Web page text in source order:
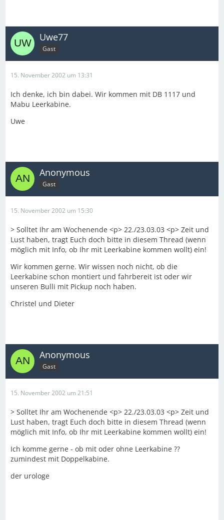
Uwe77
Gast
15. November 2002 um 13:31
Ich denke, ich bin dabei. Wir kommen mit DB 1117 und
Mabu Leerkabine.
Uwe
Anonymous
Gast
15. November 2002 um 15:30
> Solltet Ihr am Wochenende <p> 22./23.03.03 <p> Zeit und
Lust haben, tragt Euch doch bitte in diesem Thread (wenn
möglich mit Info, ob Ihr mit Leerkabine kommen wollt) ein!
Wir kommen gerne. Wir wissen noch nicht, ob die
Leerkabine schon montiert und fahrbereit ist oder wir
unseren Bulli mit Pickup noch haben.
Christel und Dieter
Anonymous
Gast
15. November 2002 um 21:51
> Solltet Ihr am Wochenende <p> 22./23.03.03 <p> Zeit und
Lust haben, tragt Euch doch bitte in diesem Thread (wenn
möglich mit Info, ob Ihr mit Leerkabine kommen wollt) ein!
Ich komme gerne - ob mit oder ohne Leerkabine ??
zumindest mit Doppelkabine.
der urologe